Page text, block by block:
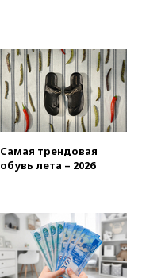
Самая трендовая
обувь лета – 2026